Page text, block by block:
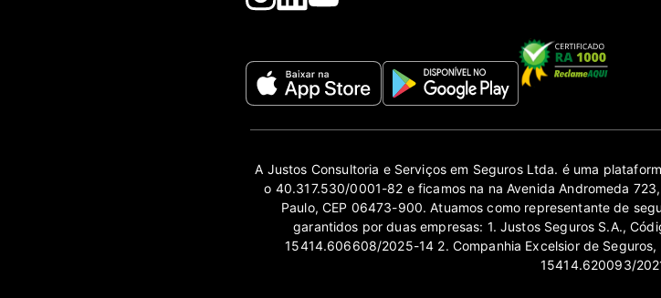
A Justos Consultoria e Serviços em Seguros Ltda. é uma
o 40.317.530/0001-82 e ficamos na na Avenida Andromeda
Paulo, CEP 06473-900. Atuamos como representante de
garantidos por duas empresas: 1. Justos Seguros S.A.,
15414.606608/2025-14 2. Companhia Excelsior de Seguros,
15414.620093/